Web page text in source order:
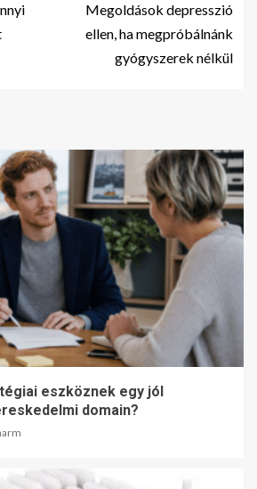
Megoldások depresszió
ellen, ha megpróbálnánk
gyógyszerek nélkül
eszköznek egy jól
domain?